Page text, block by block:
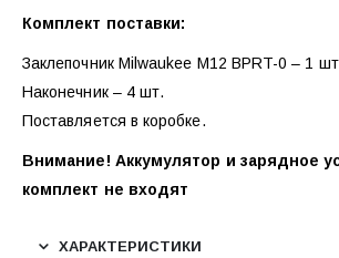
Комплект поставки:
Заклепочник Milwaukee M12 BPRT-0 – 1
Наконечник – 4 шт.
Поставляется в коробке.
Внимание! Аккумулятор и зарядное
комплект не входят
ХАРАКТЕРИСТИКИ